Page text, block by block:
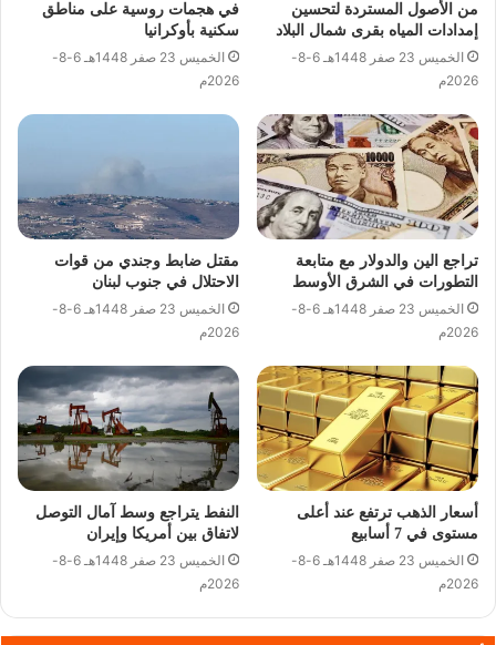
من الأصول المستردة لتحسين
إمدادات المياه بقرى شمال البلاد
الخميس 23 صفر 1448هـ 6-8-
2026م
في هجمات روسية على مناطق
سكنية بأوكرانيا
الخميس 23 صفر 1448هـ 6-8-
2026م
تراجع الين والدولار مع متابعة
التطورات في الشرق الأوسط
الخميس 23 صفر 1448هـ 6-8-
2026م
مقتل ضابط وجندي من قوات
الاحتلال في جنوب لبنان
الخميس 23 صفر 1448هـ 6-8-
2026م
أسعار الذهب ترتفع عند أعلى
مستوى في 7 أسابيع
الخميس 23 صفر 1448هـ 6-8-
2026م
النفط يتراجع وسط آمال التوصل
لاتفاق بين أمريكا وإيران
الخميس 23 صفر 1448هـ 6-8-
2026م